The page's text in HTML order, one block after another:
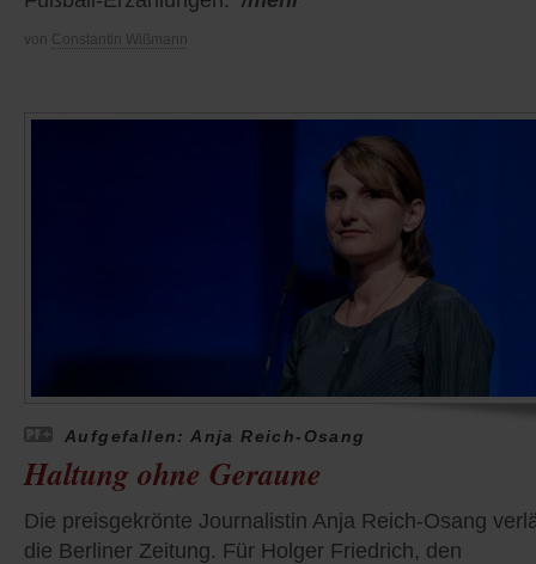
von Constantin Wißmann
Aufgefallen: Anja Reich-Osang
Haltung ohne Geraune
Die preisgekrönte Journalistin Anja Reich-Osang
die Berliner Zeitung. Für Holger Friedrich, den